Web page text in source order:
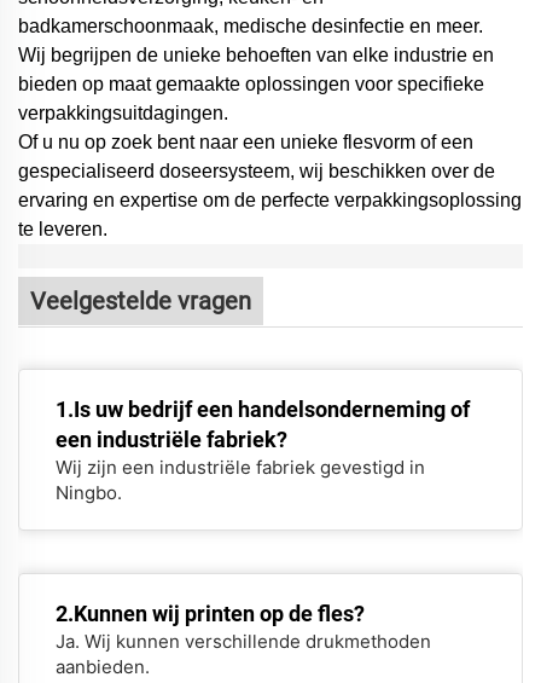
badkamerschoonmaak, medische desinfectie en meer.
Wij begrijpen de unieke behoeften van elke industrie en
bieden op maat gemaakte oplossingen voor specifieke
verpakkingsuitdagingen.
Of u nu op zoek bent naar een unieke flesvorm of een
gespecialiseerd doseersysteem, wij beschikken over de
ervaring en expertise om de perfecte verpakkingsoplossing
te leveren.
Veelgestelde vragen
1.Is uw bedrijf een handelsonderneming of
een industriële fabriek?
Wij zijn een industriële fabriek gevestigd in
Ningbo.
2.Kunnen wij printen op de fles?
Ja. Wij kunnen verschillende drukmethoden
aanbieden.